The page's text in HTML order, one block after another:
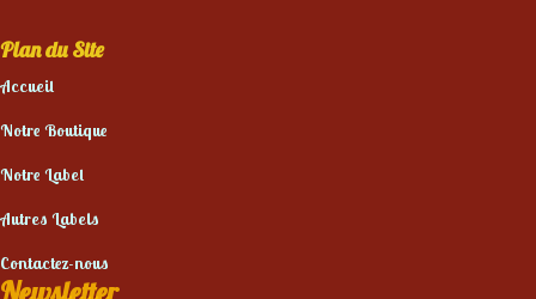
Plan du Site
Accueil
Notre Boutique
Notre Label
Autres Labels
Contactez-nous
Newsletter